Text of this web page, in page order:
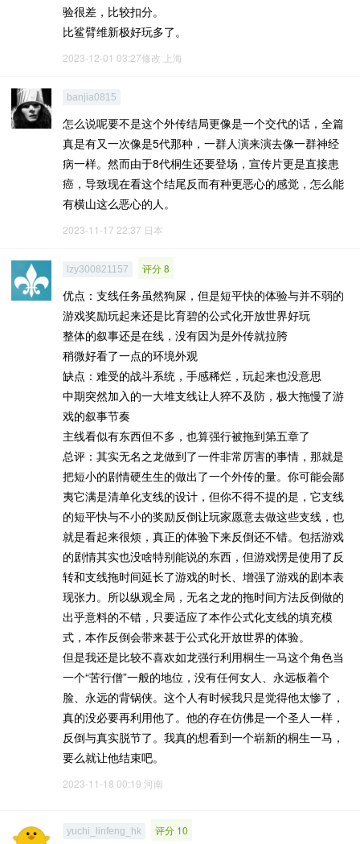
验很差，比较扣分。
比鲨臂维新极好玩多了。
2023-12-01 03:27修改 上海
banjia0815
怎么说呢要不是这个外传结局更像是一个交代的话，全篇
真是有又一次像是5代那种，一群人演来演去像一群神经
病一样。然而由于8代桐生还要登场，宣传片更是直接患
癌，导致现在看这个结尾反而有种更恶心的感觉，怎么能
有横山这么恶心的人。
2023-11-17 22:37 日本
lzy300821157 评分 8
优点：支线任务虽然狗屎，但是短平快的体验与并不弱的
游戏奖励玩起来还是比育碧的公式化开放世界好玩
整体的叙事还是在线，没有因为是外传就拉胯
稍微好看了一点的环境外观
缺点：难受的战斗系统，手感稀烂，玩起来也没意思
中期突然加入的一大堆支线让人猝不及防，极大拖慢了游
戏的叙事节奏
主线看似有东西但不多，也算强行被拖到第五章了
总评：其实无名之龙做到了一件非常厉害的事情，那就是
把短小的剧情硬生生的做出了一个外传的量。你可能会鄙
夷它满是清单化支线的设计，但你不得不提的是，它支线
的短平快与不小的奖励反倒让玩家愿意去做这些支线，也
就是看起来很烦，真正的体验下来反倒还不错。包括游戏
的剧情其实也没啥特别能说的东西，但游戏愣是使用了反
转和支线拖时间延长了游戏的时长、增强了游戏的剧本表
现张力。所以纵观全局，无名之龙的拖时间方法反倒做的
出乎意料的不错，只要适应了本作公式化支线的填充模
式，本作反倒会带来甚于公式化开放世界的体验。
但是我还是比较不喜欢如龙强行利用桐生一马这个角色当
一个“苦行僧”一般的地位，没有任何女人、永远板着个
脸、永远的背锅侠。这个人有时候我只是觉得他太惨了，
真的没必要再利用他了。他的存在仿佛是一个圣人一样，
反倒与真实脱节了。我真的想看到一个崭新的桐生一马，
要么就让他结束吧。
2023-11-18 00:19 河南
yuchi_linfeng_hk 评分 10